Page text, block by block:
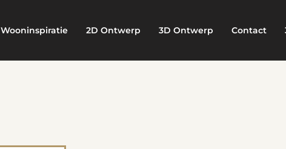
Wooninspiratie 2D Ontwerp 3D Ontwerp Contact